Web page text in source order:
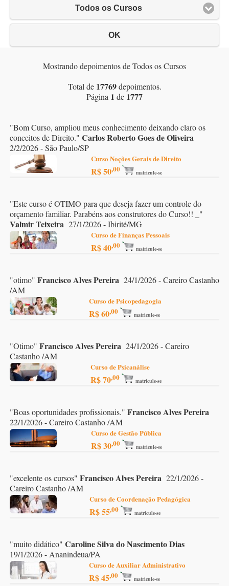
Todos os Cursos
OK
Mostrando depoimentos de Todos os Cursos
Total de 17769depoimentos.
Página 1 de 1777
"Bom Curso, ampliou meus conhecimento deixando claro os
conceitos de Direito." Carlos Roberto Goes de Oliveira
2/2/2026 - São Paulo/SP
Curso Noções Gerais de Direito
R$ 50,00 matricule-se
"Este curso é OTIMO para que deseja fazer um controle do
orçamento familiar. Parabéns aos construtores do Curso!! _ "
Valmir Teixeira 27/1/2026 - Ibirité/MG
Curso de Finanças Pessoais
R$ 40,00 matricule-se
"otimo" Francisco Alves Pereira 24/1/2026 - Careiro Castanho
/AM
Curso de Psicopedagogia
R$ 60,00 matricule-se
"Otimo" Francisco Alves Pereira 24/1/2026 - Careiro
Castanho /AM
Curso de Psicanálise
R$ 70,00 matricule-se
"Boas oportunidades profissionais." Francisco Alves Pereira
22/1/2026 - Careiro Castanho /AM
Curso de Gestão Pública
R$ 30,00 matricule-se
"excelente os cursos" Francisco Alves Pereira 22/1/2026 -
Careiro Castanho /AM
Curso de Coordenação Pedagógica
R$ 55,00 matricule-se
"muito didático" Caroline Silva do Nascimento Dias
19/1/2026 - Ananindeua/PA
Curso de Auxiliar Administrativo
R$ 45,00 matricule-se